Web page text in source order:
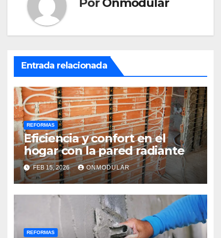
Entrada relacionada
REFORMAS
Eficiencia y confort en el
hogar con la pared radiante
FEB 15, 2026 ONMODULAR
REFORMAS